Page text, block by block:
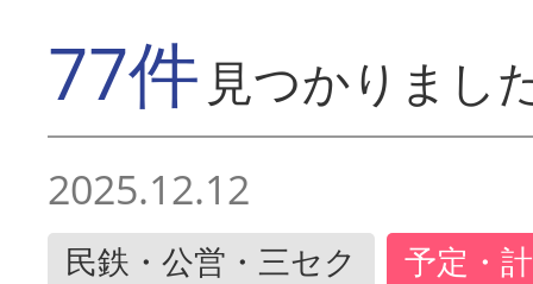
77件 見つかりまし
2025.12.12
民鉄・公営・三セク 予定・